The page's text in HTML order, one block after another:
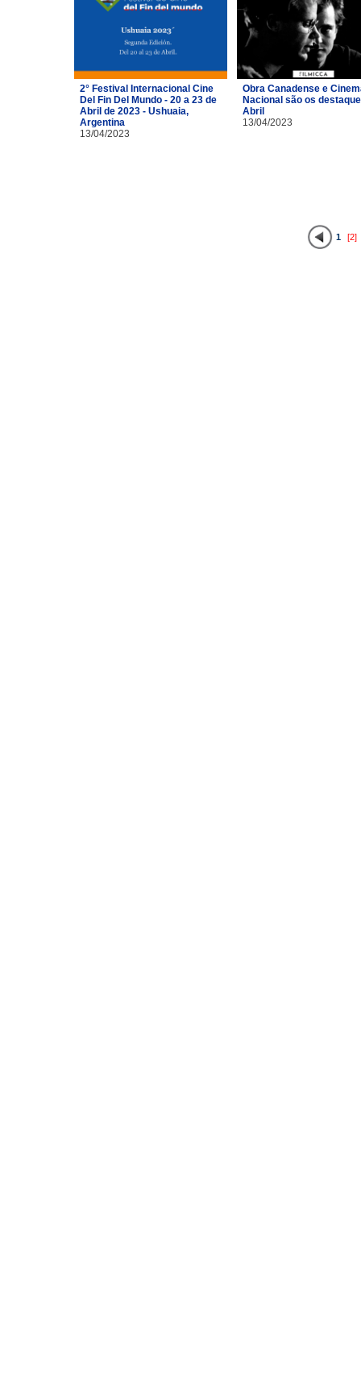
2° Festival Internacional Cine
Del Fin Del Mundo - 20 a 23 de
Abril de 2023 - Ushuaia,
Argentina
13/04/2023
Obra Canadense e
Nacional são os
Abril
13/04/2023
1 [2]